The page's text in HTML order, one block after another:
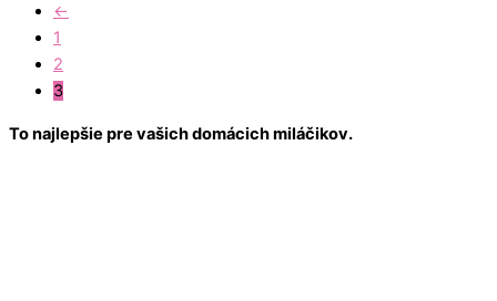
←
1
2
3
To najlepšie pre vašich domácich miláčikov.